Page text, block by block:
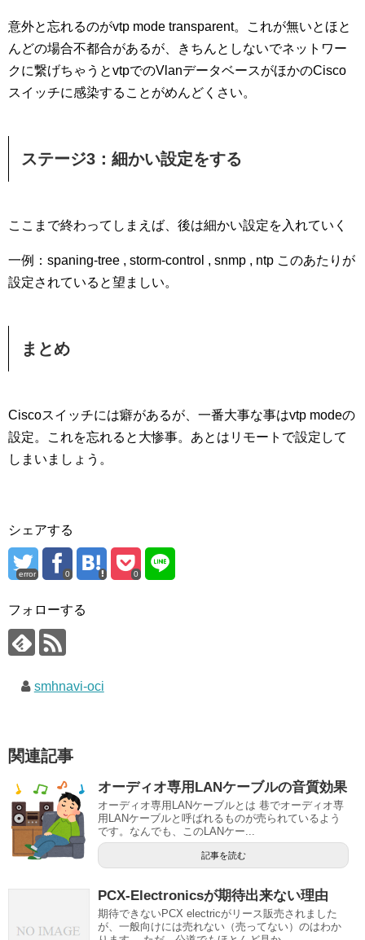
意外と忘れるのがvtp mode transparent。これが無いとほと
んどの場合不都合があるが、きちんとしないでネットワー
クに繋げちゃうとvtpでのVlanデータベースがほかのCisco
スイッチに感染することがめんどくさい。
ステージ3：細かい設定をする
ここまで終わってしまえば、後は細かい設定を入れていく
一例：spaning-tree , storm-control , snmp , ntp このあたりが
設定されていると望ましい。
まとめ
Ciscoスイッチには癖があるが、一番大事な事はvtp modeの
設定。これを忘れると大惨事。あとはリモートで設定して
しまいましょう。
シェアする
error 0 0
フォローする
smhnavi-oci
関連記事
オーディオ専用LANケーブルの音質効果
オーディオ専用LANケーブルとは 巷でオーディオ専
用LANケーブルと呼ばれるものが売られているよう
です。なんでも、このLANケー...
記事を読む
PCX-Electronicsが期待出来ない理由
期待できないPCX electricがリース販売されました
が、一般向けには売れない（売ってない）のはわか